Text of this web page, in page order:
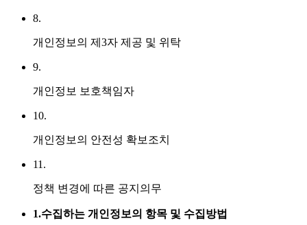
8.
개인정보의 제3자 제공 및 위탁
9.
개인정보 보호책임자
10.
개인정보의 안전성 확보조치
11.
정책 변경에 따른 공지의무
1.수집하는 개인정보의 항목 및 수집방법